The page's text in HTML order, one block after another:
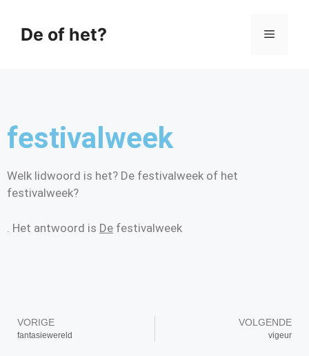
De of het?
festivalweek
Welk lidwoord is het? De festivalweek of het
festivalweek?
. Het antwoord is De festivalweek
VORIGE
fantasiewereld
VOLGENDE
vigeur